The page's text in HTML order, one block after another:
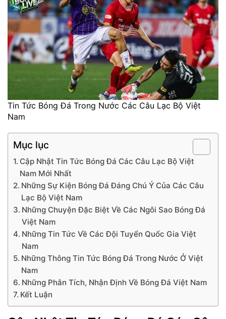
Tin Tức Bóng Đá Trong Nước Các Câu Lạc Bộ Việt
Nam
Mục lục
Cập Nhật Tin Tức Bóng Đá Các Câu Lạc Bộ Việt
Nam Mới Nhất
Những Sự Kiện Bóng Đá Đáng Chú Ý Của Các Câu
Lạc Bộ Việt Nam
Những Chuyện Đặc Biệt Về Các Ngôi Sao Bóng Đá
Việt Nam
Những Tin Tức Về Các Đội Tuyển Quốc Gia Việt
Nam
Những Thông Tin Tức Bóng Đá Trong Nước Ở Việt
Nam
Những Phân Tích, Nhận Định Về Bóng Đá Việt Nam
Kết Luận